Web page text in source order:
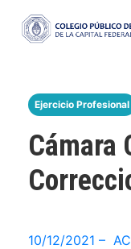
Ejercicio Profesional
Cámara
10/12/2021 –